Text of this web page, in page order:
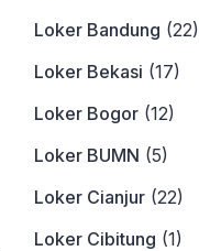
Loker Bandung (22)
Loker Bekasi (17)
Loker Bogor (12)
Loker BUMN (5)
Loker Cianjur (22)
Loker Cibitung (1)